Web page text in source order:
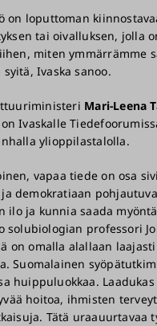
on loputtoman
tai oivalluksen, jolla
miten ymmärrämme
Ivaska sanoo.
Mari-Leena
Ivaskalle
ylioppilastalolla.
vapaa tiede on osa
demokratiaan
ilo ja kunnia saada
solubiologian professori
on omalla alallaan
Suomalainen
huippuluokkaa.
hoitoa, ihmisten
Tätä uraauurtavaa